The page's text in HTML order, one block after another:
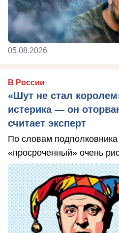
05.08.2026
В России
«Шут не стал
истерика — он
считает эксперт
По словам
«просроченный» очень